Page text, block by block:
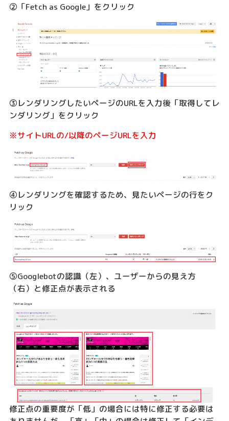
②「Fetch as Google」をクリック
③レンダリングしたいページのURLを入力後「取得してレ
ンダリング」をクリック
※サイトURLの/以降のページURLを入力
④レンダリングを確認するため、見たいページの行をク
リック
⑤Googlebotの認識（左）、ユーザーからの見え方
（右）と修正点が表示される
修正点の重要度が「低」の場合には特に修正する必要は